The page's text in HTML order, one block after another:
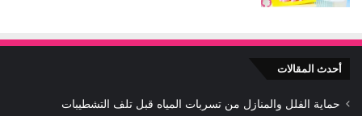
أحدث المقالات
حماية الفلل والمنازل من تسربات المياه قبل تلف التشطيبات